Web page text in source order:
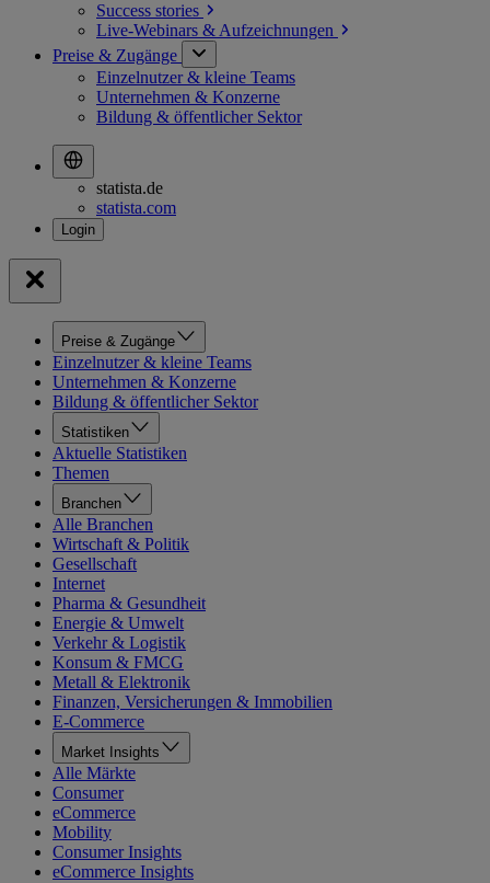
Success stories
Live-Webinars & Aufzeichnungen
Preise & Zugänge
Einzelnutzer & kleine Teams
Unternehmen & Konzerne
Bildung & öffentlicher Sektor
statista.de
statista.com
Preise & Zugänge
Einzelnutzer & kleine Teams
Unternehmen & Konzerne
Bildung & öffentlicher Sektor
Statistiken
Aktuelle Statistiken
Themen
Branchen
Alle Branchen
Wirtschaft & Politik
Gesellschaft
Internet
Pharma & Gesundheit
Energie & Umwelt
Verkehr & Logistik
Konsum & FMCG
Metall & Elektronik
Finanzen, Versicherungen & Immobilien
E-Commerce
Market Insights
Alle Märkte
Consumer
eCommerce
Mobility
Consumer Insights
eCommerce Insights